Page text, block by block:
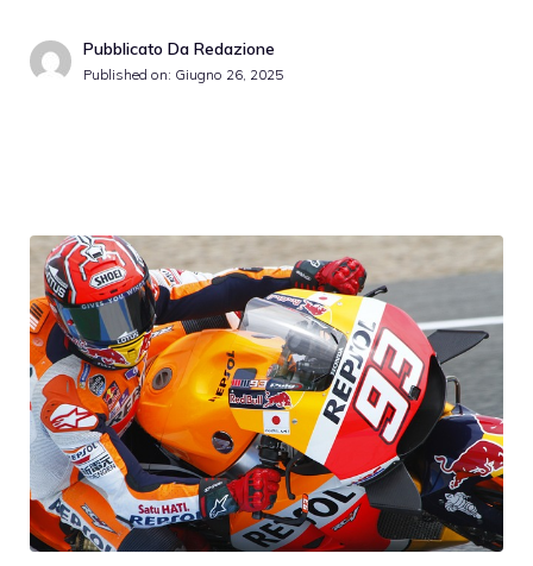
Pubblicato Da Redazione
Published on: Giugno 26, 2025